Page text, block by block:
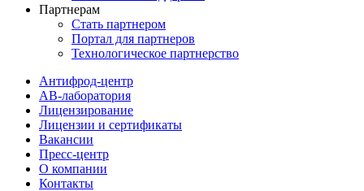
Партнерам
Стать партнером
Портал для партнеров
Технологическое партнерство
Антифрод-центр
АВ-лаборатория
Лицензирование
Лицензии и сертификаты
Вакансии
Пресс-центр
О компании
Контакты